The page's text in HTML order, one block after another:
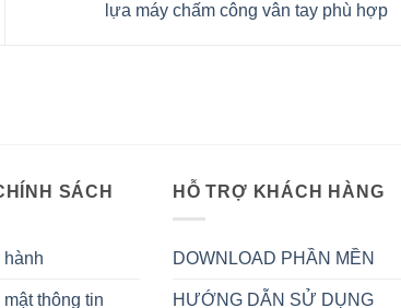
lựa máy chấm công vân tay phù hợp
SÁCH
hành
thông tin
HỖ TRỢ KHÁCH HÀNG
DOWNLOAD PHẦN MỀN
HƯỚNG DẪN SỬ DỤNG